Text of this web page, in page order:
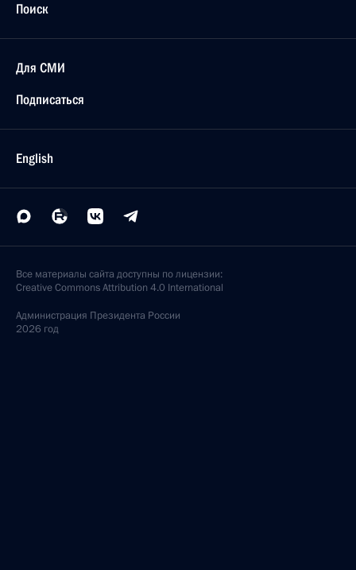
Поиск
Для СМИ
Подписаться
English
Все материалы сайта доступны по лицензии:
Creative Commons Attribution 4.0 International
Администрация Президента России
2026 год